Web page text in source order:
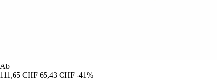
Ab
111,65 CHF 65,43 CHF -41%